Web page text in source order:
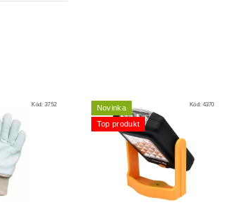
Kód:3752
Novinka
Top produkt
Kód: 4370